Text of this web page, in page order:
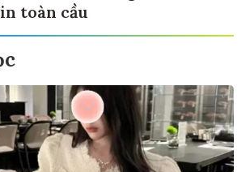
toàn cầu